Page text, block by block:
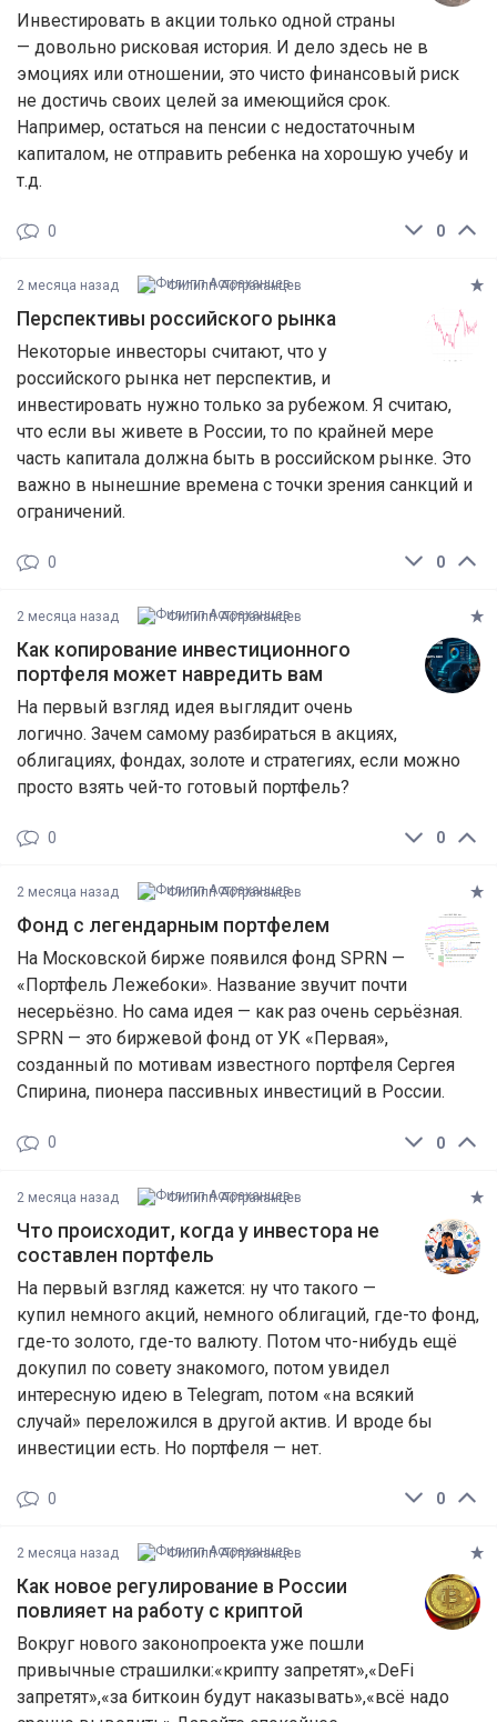
Инвестировать в акции только одной страны
— довольно рисковая история. И дело здесь не в
эмоциях или отношении, это чисто финансовый риск
не достичь своих целей за имеющийся срок.
Например, остаться на пенсии с недостаточным
капиталом, не отправить ребенка на хорошую учебу и
т.д.
0
0
2 месяца назад Филипп Астраханцев
Перспективы российского рынка
Некоторые инвесторы считают, что у
российского рынка нет перспектив, и
инвестировать нужно только за рубежом. Я считаю,
что если вы живете в России, то по крайней мере
часть капитала должна быть в российском рынке. Это
важно в нынешние времена с точки зрения санкций и
ограничений.
0
0
2 месяца назад Филипп Астраханцев
Как копирование инвестиционного
портфеля может навредить вам
На первый взгляд идея выглядит очень
логично. Зачем самому разбираться в акциях,
облигациях, фондах, золоте и стратегиях, если можно
просто взять чей-то готовый портфель?
0
0
2 месяца назад Филипп Астраханцев
Фонд с легендарным портфелем
На Московской бирже появился фонд SPRN —
«Портфель Лежебоки». Название звучит почти
несерьёзно. Но сама идея — как раз очень серьёзная.
SPRN — это биржевой фонд от УК «Первая»,
созданный по мотивам известного портфеля Сергея
Спирина, пионера пассивных инвестиций в России.
0
0
2 месяца назад Филипп Астраханцев
Что происходит, когда у инвестора не
составлен портфель
На первый взгляд кажется: ну что такого —
купил немного акций, немного облигаций, где-то фонд,
где-то золото, где-то валюту. Потом что-нибудь ещё
докупил по совету знакомого, потом увидел
интересную идею в Telegram, потом «на всякий
случай» переложился в другой актив. И вроде бы
инвестиции есть. Но портфеля — нет.
0
0
2 месяца назад Филипп Астраханцев
Как новое регулирование в России
повлияет на работу с криптой
Вокруг нового законопроекта уже пошли
привычные страшилки:«крипту запретят»,«DeFi
запретят»,«за биткоин будут наказывать»,«всё надо